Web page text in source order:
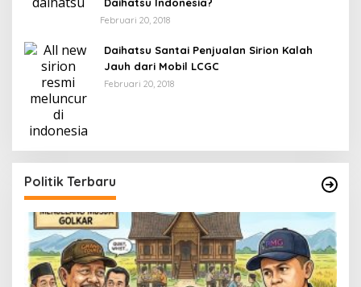
Daihatsu Indonesia?
Februari 20, 2018
Daihatsu Santai Penjualan Sirion Kalah
Jauh dari Mobil LCGC
Februari 20, 2018
Politik Terbaru